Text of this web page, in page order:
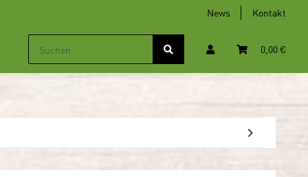
News Kontakt
0,00 €